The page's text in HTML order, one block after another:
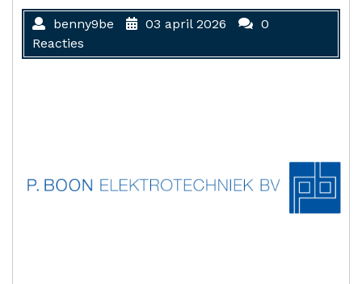
benny9be 03 april 2026
0
Reacties